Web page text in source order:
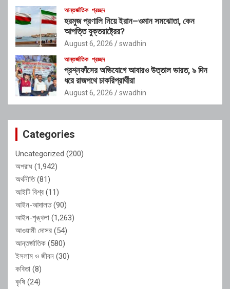
আন্তর্জাতিক প্রচ্ছদ
হরমুজ প্রণালি নিয়ে ইরান–ওমান সমঝোতা, কেন
আপত্তি যুক্তরাষ্ট্রের?
August 6, 2026 swadhin
আন্তর্জাতিক প্রচ্ছদ
প্রশ্নফাঁসের অভিযোগে আবারও উত্তাল ভারত, ৯ দিন
ধরে রাজপথে চাকরিপ্রার্থীরা
August 6, 2026 swadhin
Categories
Uncategorized (200)
অপরাধ (1,942)
অর্থনীতি(81)
আইটি বিশ্ব (11)
আইন-আদালত(90)
আইন-শৃঙ্খলা (1,263)
আওয়ামী দোসর (54)
আন্তর্জাতিক (580)
ইসলাম ও জীবন (30)
কবিতা (8)
কৃষি (24)